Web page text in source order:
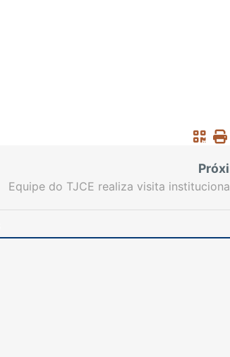
Equipe do TJCE realiza visita